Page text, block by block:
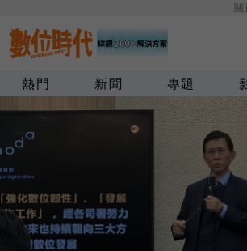
關
熱門 新聞 專題